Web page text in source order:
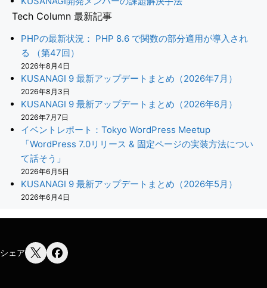
Tech Column 最新記事
PHPの最新状況： PHP 8.6 で関数の部分適用が導入され
る （第47回）
2026年8月4日
KUSANAGI 9 最新アップデートまとめ（2026年7月）
2026年8月3日
KUSANAGI 9 最新アップデートまとめ（2026年6月）
2026年7月7日
イベントレポート：Tokyo WordPress Meetup
「WordPress 7.0リリース & 固定ページの実装方法につい
て話そう」
2026年6月5日
KUSANAGI 9 最新アップデートまとめ（2026年5月）
2026年6月4日
シェア